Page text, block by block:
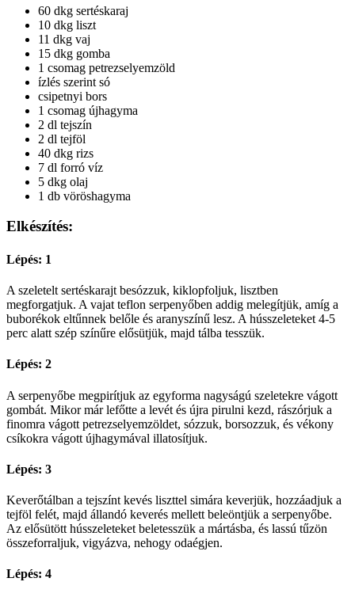
60 dkg sertéskaraj
10 dkg liszt
11 dkg vaj
15 dkg gomba
1 csomag petrezselyemzöld
ízlés szerint só
csipetnyi bors
1 csomag újhagyma
2 dl tejszín
2 dl tejföl
40 dkg rizs
7 dl forró víz
5 dkg olaj
1 db vöröshagyma
Elkészítés:
Lépés: 1
A szeletelt sertéskarajt besózzuk, kiklopfoljuk, lisztben
megforgatjuk. A vajat teflon serpenyőben addig melegítjük, amíg a
buborékok eltűnnek belőle és aranyszínű lesz. A hússzeleteket 4-5
perc alatt szép színűre elősütjük, majd tálba tesszük.
Lépés: 2
A serpenyőbe megpirítjuk az egyforma nagyságú szeletekre vágott
gombát. Mikor már lefőtte a levét és újra pirulni kezd, rászórjuk a
finomra vágott petrezselyemzöldet, sózzuk, borsozzuk, és vékony
csíkokra vágott újhagymával illatosítjuk.
Lépés: 3
Keverőtálban a tejszínt kevés liszttel simára keverjük, hozzáadjuk a
tejföl felét, majd állandó keverés mellett beleöntjük a serpenyőbe.
Az elősütött hússzeleteket beletesszük a mártásba, és lassú tűzön
összeforraljuk, vigyázva, nehogy odaégjen.
Lépés: 4